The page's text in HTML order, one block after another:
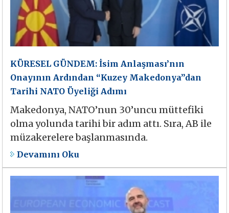
KÜRESEL GÜNDEM: İsim Anlaşması’nın
Onayının Ardından “Kuzey Makedonya”dan
Tarihi NATO Üyeliği Adımı
Makedonya, NATO’nun 30’uncu müttefiki
olma yolunda tarihi bir adım attı. Sıra, AB ile
müzakerelere başlanmasında.
Devamını Oku